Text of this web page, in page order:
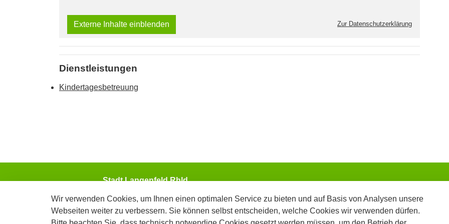
Externe Inhalte einblenden Zur Datenschutzerklärung
Dienstleistungen
Kindertagesbetreuung
Stadt Langenfeld Rhld.
Telefon: 02173/794-0
Wir verwenden Cookies, um Ihnen einen optimalen Service zu bieten und auf Basis von Analysen unsere
Webseiten weiter zu verbessern. Sie können selbst entscheiden, welche Cookies wir verwenden dürfen.